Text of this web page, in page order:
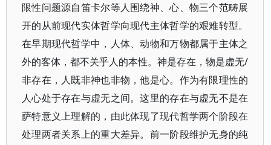
限性问题源自笛卡尔等人围绕神、心、物三个范畴展
开的从前现代实体哲学向现代主体哲学的艰难转型。
在早期现代哲学中，人体、动物和万物都属于主体之
外的客体，都不关乎人的本性。神是存在，物是虚无/
非存在，人既非神也非物，他是心。作为有限理性的
人心处于存在与虚无之间。这里的存在与虚无不是在
萨特意义上理解的，由此体现了现代哲学两个阶段在
处理两者关系上的重大差异。前一阶段维护无身的纯